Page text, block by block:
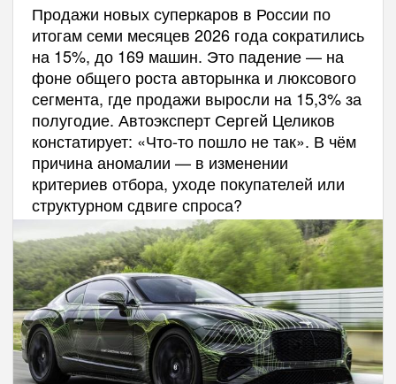
Продажи новых суперкаров в России по
итогам семи месяцев 2026 года сократились
на 15%, до 169 машин. Это падение — на
фоне общего роста авторынка и люксового
сегмента, где продажи выросли на 15,3% за
полугодие. Автоэксперт Сергей Целиков
констатирует: «Что-то пошло не так». В чём
причина аномалии — в изменении
критериев отбора, уходе покупателей или
структурном сдвиге спроса?